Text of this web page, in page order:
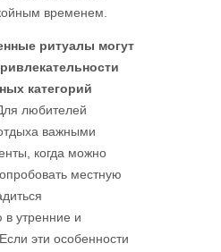
временем.
ритуалы могут
категорий
любителей
важными
когда можно
местную
в утренние и
эти особенности